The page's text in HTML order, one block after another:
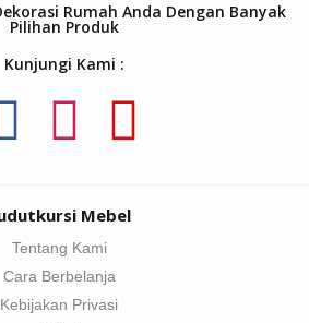
Rumah Anda Dengan Banyak
Pilihan Produk
Kunjungi Kami :
Mebel
Tentang Kami
Cara Berbelanja
Kebijakan Privasi